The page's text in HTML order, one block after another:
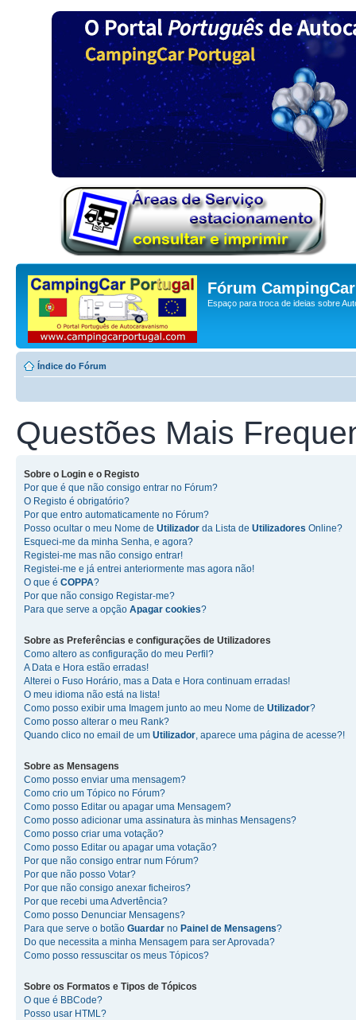
Fórum
Espaço para troca de ideias sobre
Índice do Fórum
Questões Mais
Sobre o Login e o Registo
Por que é que não consigo entrar no Fórum?
O Registo é obrigatório?
Por que entro automaticamente no Fórum?
Posso ocultar o meu Nome de Utilizador da Lista de Utilizadores Online?
Esqueci-me da minha Senha, e agora?
Registei-me mas não consigo entrar!
Registei-me e já entrei anteriormente mas agora não!
O que é COPPA?
Por que não consigo Registar-me?
Para que serve a opção Apagar cookies?
Sobre as Preferências e configurações de Utilizadores
Como altero as configuração do meu Perfil?
A Data e Hora estão erradas!
Alterei o Fuso Horário, mas a Data e Hora continuam erradas!
O meu idioma não está na lista!
Como posso exibir uma Imagem junto ao meu Nome de Utilizador?
Como posso alterar o meu Rank?
Quando clico no email de um Utilizador, aparece uma página de acesse?!
Sobre as Mensagens
Como posso enviar uma mensagem?
Como crio um Tópico no Fórum?
Como posso Editar ou apagar uma Mensagem?
Como posso adicionar uma assinatura às minhas Mensagens?
Como posso criar uma votação?
Como posso Editar ou apagar uma votação?
Por que não consigo entrar num Fórum?
Por que não posso Votar?
Por que não consigo anexar ficheiros?
Por que recebi uma Advertência?
Como posso Denunciar Mensagens?
Para que serve o botão Guardar no Painel de Mensagens?
Do que necessita a minha Mensagem para ser Aprovada?
Como posso ressuscitar os meus Tópicos?
Sobre os Formatos e Tipos de Tópicos
O que é BBCode?
Posso usar HTML?